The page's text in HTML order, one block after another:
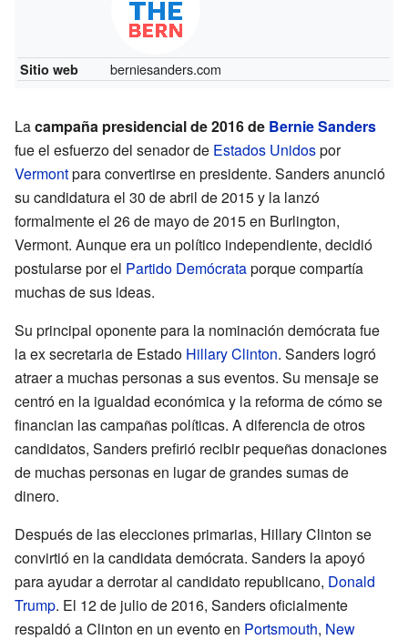
Sitio web berniesanders.com
Lacampaña presidencial de 2016 de Bernie Sanders
fue el esfuerzo del senador de Estados Unidospor
Vermontpara convertirse en presidente. Sanders anunció
su candidatura el 30 de abril de 2015 y la lanzó
formalmente el 26 de mayo de 2015 en Burlington,
Vermont. Aunque era un político independiente, decidió
postularse por el Partido Demócrataporque compartía
muchas de sus ideas.
Su principal oponente para la nominación demócrata fue
la ex secretaria de Estado Hillary Clinton. Sanders logró
atraer a muchas personas a sus eventos. Su mensaje se
centró en la igualdad económica y la reforma de cómo se
financian las campañas políticas. A diferencia de otros
candidatos, Sanders prefirió recibir pequeñas donaciones
de muchas personas en lugar de grandes sumas de
dinero.
Después de las elecciones primarias, Hillary Clinton se
convirtió en la candidata demócrata. Sanders la apoyó
para ayudar a derrotar al candidato republicano, Donald
Trump. El 12 de julio de 2016, Sanders oficialmente
respaldó a Clinton en un evento en Portsmouth, New